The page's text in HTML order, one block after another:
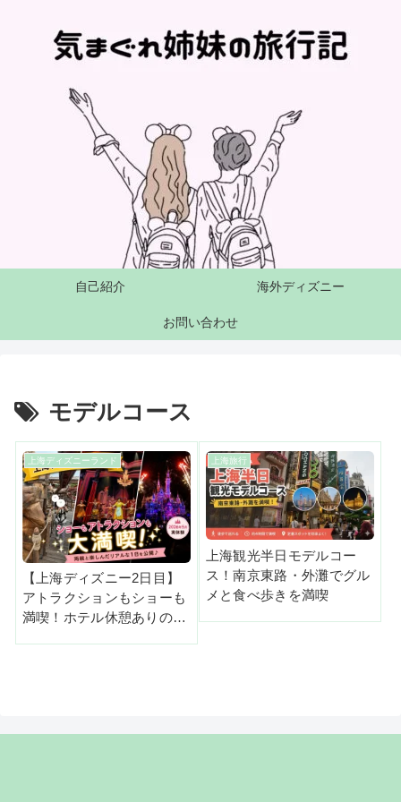
自己紹介 海外ディズニー
お問い合わせ
モデルコース
上海ディズニーランド
【上海ディズニー2日目】
アトラクションもショーも
満喫！ホテル休憩ありのバ
上海旅行
上海観光半日モデルコー
ス！南京東路・外灘でグル
メと食べ歩きを満喫